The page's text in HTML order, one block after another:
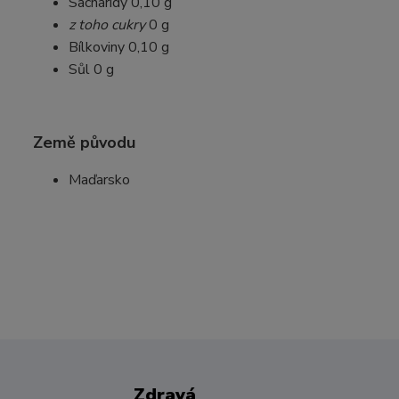
z toho cukry0 g
Bílkoviny 0,10 g
Sůl 0 g
Země původu
Maďarsko